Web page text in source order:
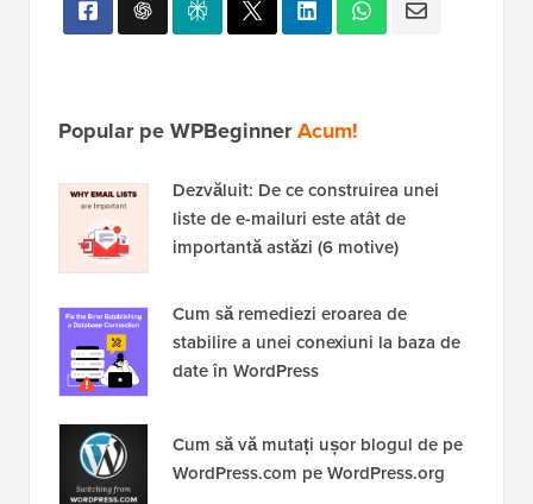
Popular pe WPBeginnerAcum!
Dezvăluit: De ce construirea unei
liste de e-mailuri este atât de
importantă astăzi (6 motive)
Cum să remediezi eroarea de
stabilire a unei conexiuni la baza de
date în WordPress
Cum să vă mutați ușor blogul de pe
WordPress.com pe WordPress.org